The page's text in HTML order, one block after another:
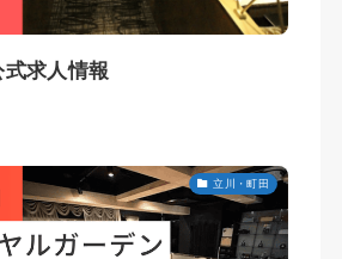
求人情報
立川・町田